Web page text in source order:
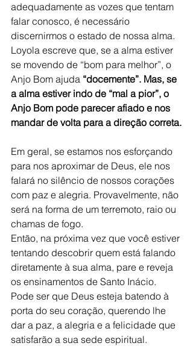
adequadamente as vozes que tentam
falar conosco, é necessário
discernirmos o estado de nossa alma.
Loyola escreve que, se a alma estiver
se movendo de “bom para melhor”, o
Anjo Bom ajuda “docemente”. Mas, se
a alma estiver indo de “mal a pior”, o
Anjo Bom pode parecer afiado e nos
mandar de volta para a direção correta.
Em geral, se estamos nos esforçando
para nos aproximar de Deus, ele nos
falará no silêncio de nossos corações
com paz e alegria. Provavelmente, não
será na forma de um terremoto, raio ou
chamas de fogo.
Então, na próxima vez que você estiver
tentando descobrir quem está falando
diretamente à sua alma, pare e reveja
os ensinamentos de Santo Inácio.
Pode ser que Deus esteja batendo à
porta do seu coração, querendo lhe
dar a paz, a alegria e a felicidade que
satisfarão a sua sede espiritual.